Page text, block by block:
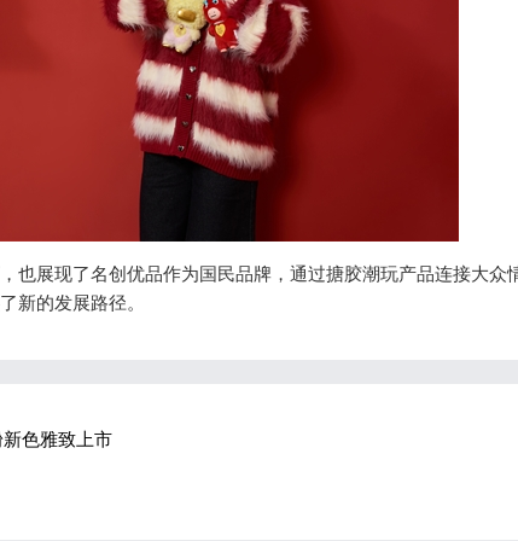
展现了名创优品作为国民品牌，通过搪胶潮玩产品连接大众
新的发展路径。
色雅致上市